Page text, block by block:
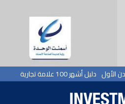
الأول دليل أشهر 100 علامة تجارية